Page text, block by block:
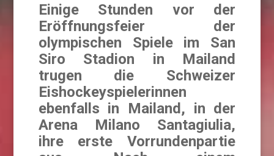
Einige Stunden vor der
Eröffnungsfeier der
olympischen Spiele im San
Siro Stadion in Mailand
trugen die Schweizer
Eishockeyspielerinnen
ebenfalls in Mailand, in der
Arena Milano Santagiulia,
ihre erste Vorrundenpartie